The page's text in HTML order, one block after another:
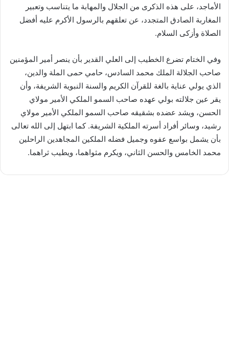
الأماجد، على هذه الذكرى من الجلال والمهابة ما يتناسب وتعبير
المغاربة الصادق المتجدد، عن تعلقهم بالرسول الأكرم عليه أفضل
الصلاة وأزكى السلام.
وفي الختام تضرع الخطيب إلى العلي القدير بأن ينصر أمير المؤمنين
صاحب الجلالة الملك محمد السادس، حامي حمى الملة والدين،
الذي يولي عناية بالغة للقرآن الكريم والسنة النبوية الشريفة، وأن
يقر عين جلالته بولي عهده صاحب السمو الملكي الأمير مولاي
الحسن، ويشد عضده بشقيقه صاحب السمو الملكي الأمير مولاي
رشيد، وسائر أفراد أسرته الملكية الشريفة. كما ابتهل إلى الله تعالى
بأن يشمل بواسع عفوه وجميل فضله الملكين المجاهدين الراحلين
محمد الخامس والحسن الثاني، ويكرم مثواهما، ويطيب ثراهما.